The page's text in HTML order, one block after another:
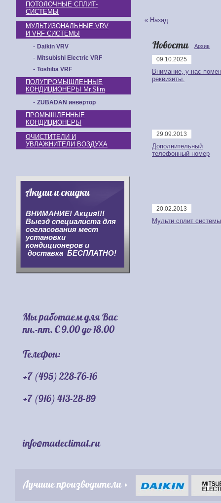
ПОТОЛОЧНЫЕ СПЛИТ-
СИСТЕМЫ
МУЛЬТИЗОНАЛЬНЫЕ VRV
И VRF СИСТЕМЫ
- Daikin VRV
- Mitsubishi Electric VRF
- Toshiba VRF
ПОЛУПРОМЫШЛЕННЫЕ
КОНДИЦИОНЕРЫ Mr.Slim
- ZUBADAN инвертор
ПРОМЫШЛЕННЫЕ
КОНДИЦИОНЕРЫ
ОЧИСТИТЕЛИ И
УВЛАЖНИТЕЛИ ВОЗДУХА
Акции и скидки
ВНИМАНИЕ! Акция!!!
Выезд специалиста для
согласования мест
установки
кондиционеров и
доставка БЕСПЛАТНО!
Мы работаем для Вас
пн.-пт. С 9.00 до 18.00
Телефон:
+7 (495) 228-76-16
+7 (916) 413-28-89
info@madeclimat.ru
« Назад
Новости Архив
09.10.2025
Внимание, у нас
реквизиты.
29.09.2013
Дополнительный
телефонный номер
20.02.2013
Мульти сплит системы
Лучшие производители